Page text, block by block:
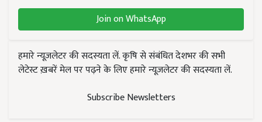
Join on WhatsApp
हमारे न्यूज़लेटर की सदस्यता लें. कृषि से संबंधित देशभर की सभी
लेटेस्ट ख़बरें मेल पर पढ़ने के लिए हमारे न्यूज़लेटर की सदस्यता लें.
Subscribe Newsletters